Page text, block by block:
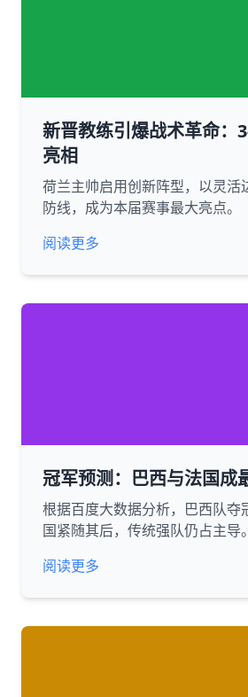
新晋教练引爆战术革命：
亮相
荷兰主帅启用创新阵型，以灵活
防线，成为本届赛事最大亮点。
阅读更多
冠军预测：巴西与法国成
根据百度大数据分析，巴西队夺
国紧随其后，传统强队仍占主导。
阅读更多